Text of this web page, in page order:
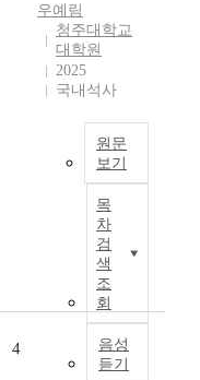
우예림
청주대학교
대학원
2025
국내석사
원문
보기
목
차
검
색
조
회
음성
듣기
4